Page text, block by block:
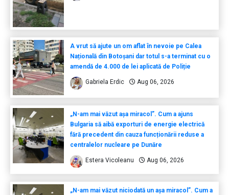
A vrut să ajute un om aflat în nevoie pe Calea
Națională din Botoșani dar totul s-a terminat cu o
amendă de 4.000 de lei aplicată de Poliție
Gabriela Erdic Aug 06, 2026
„N-am mai văzut așa miracol”. Cum a ajuns
Bulgaria să aibă exporturi de energie electrică
fără precedent din cauza funcționării reduse a
centralelor nucleare pe Dunăre
Estera Vicoleanu Aug 06, 2026
„N-am mai văzut niciodată un așa miracol”. Cum a